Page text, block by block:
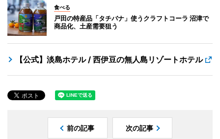
食べる
戸田の特産品「タチバナ」使うクラフトコーラ 沼津で
商品化、土産需要狙う
【公式】淡島ホテル / 西伊豆の無人島リゾートホテル
前の記事 次の記事